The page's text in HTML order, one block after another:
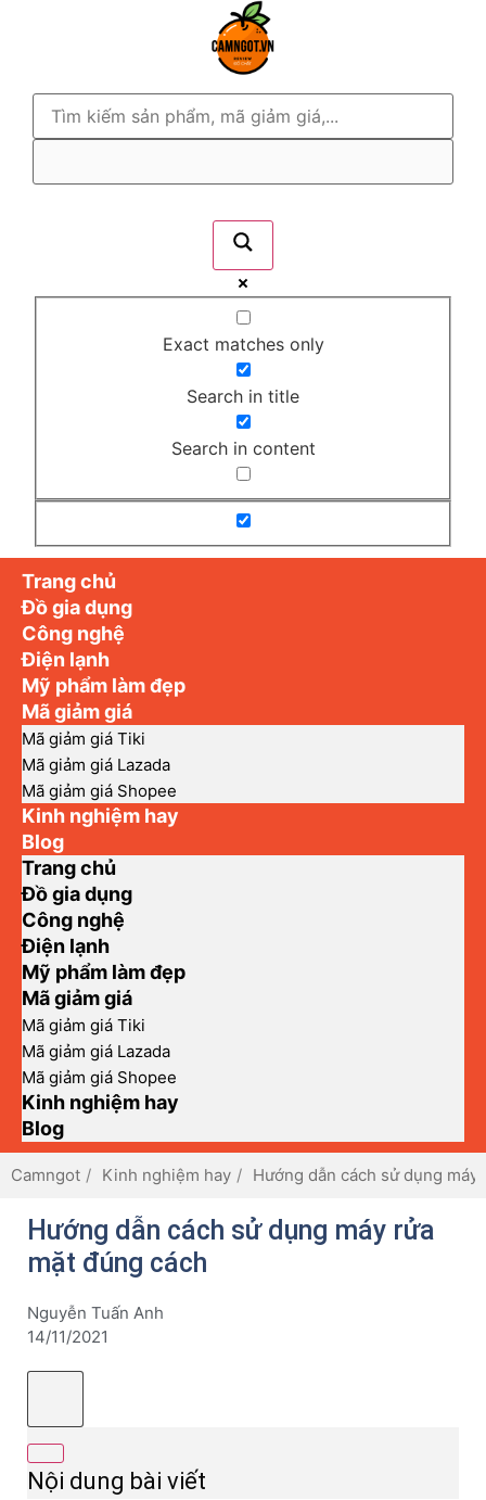
Exact matches only
Search in title
Search in content
Trang chủ
Đồ gia dụng
Công nghệ
Điện lạnh
Mỹ phẩm làm đẹp
Mã giảm giá
Mã giảm giá Tiki
Mã giảm giá Lazada
Mã giảm giá Shopee
Kinh nghiệm hay
Blog
Trang chủ
Đồ gia dụng
Công nghệ
Điện lạnh
Mỹ phẩm làm đẹp
Mã giảm giá
Mã giảm giá Tiki
Mã giảm giá Lazada
Mã giảm giá Shopee
Kinh nghiệm hay
Blog
Camngot Kinh nghiệm hay Hướng dẫn cách sử dụng máy
Hướng dẫn cách sử dụng máy rửa
mặt đúng cách
Nguyễn Tuấn Anh
14/11/2021
Nội dung bài viết